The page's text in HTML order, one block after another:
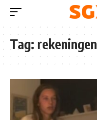
Tag: rekeningen